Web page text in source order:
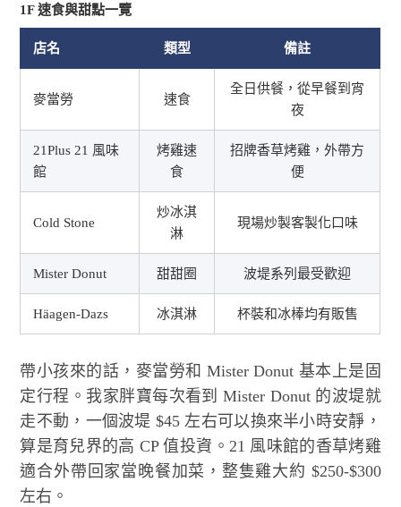
1F 速食與甜點一覽
店名 類型 備註
麥當勞 速食
全日供餐，從早餐到宵
夜
21Plus 21 風味
館
烤雞速
食
招牌香草烤雞，外帶方
便
Cold Stone
炒冰淇
淋
現場炒製客製化口味
Mister Donut 甜甜圈 波堤系列最受歡迎
Häagen-Dazs 冰淇淋 杯裝和冰棒均有販售
帶小孩來的話，麥當勞和 Mister Donut 基本上是固
定行程。我家胖寶每次看到 Mister Donut 的波堤就
走不動，一個波堤 $45 左右可以換來半小時安靜，
算是育兒界的高 CP 值投資。21 風味館的香草烤雞
適合外帶回家當晚餐加菜，整隻雞大約 $250-$300
左右。